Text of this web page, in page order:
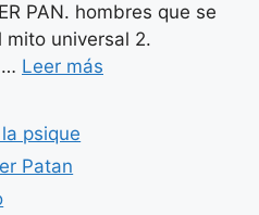
PAN. hombres que se
mito universal 2.
… Leer más
psique
Patan